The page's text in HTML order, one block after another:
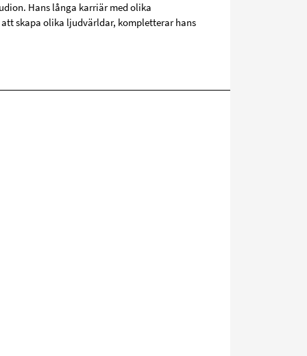
Hans långa karriär med olika
skapa olika ljudvärldar, kompletterar hans